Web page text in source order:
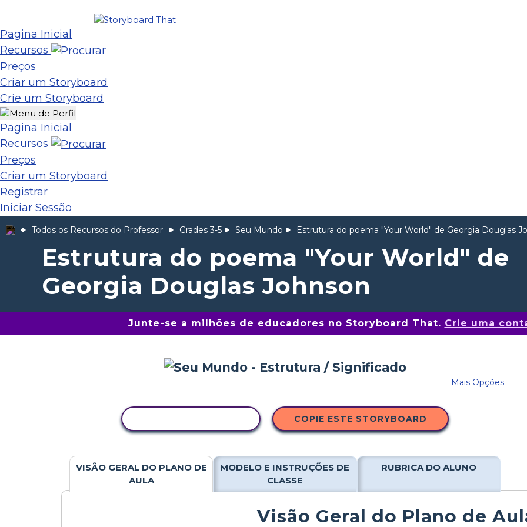
Pagina Inicial
Recursos
Preços
Criar um Storyboard
Crie um Storyboard
Pagina Inicial
Recursos
Preços
Criar um Storyboard
Registrar
Iniciar Sessão
Todos os Recursos do Professor Grades 3-5 Seu Mundo Estrutura do poema "Your World" de Georgia Douglas
Estrutura do poema "Your World" de
Georgia Douglas Johnson
Junte-se a milhões de educadores no Storyboard That. Crie uma
Mais Opções
COPIE ESTE STORYBOARD
VISÃO GERAL DO PLANO DE
AULA
MODELO E INSTRUÇÕES DE
CLASSE
RUBRICA DO ALUNO
Visão Geral do Plano de